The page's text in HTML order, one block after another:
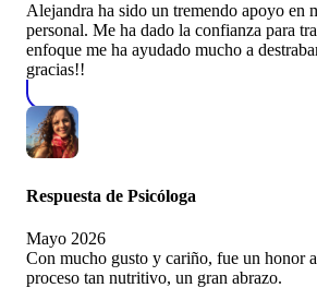
Alejandra ha sido un tremendo apoyo en
personal. Me ha dado la confianza para
enfoque me ha ayudado mucho a
gracias!!
Respuesta de Psicóloga
Mayo 2026
Con mucho gusto y cariño, fue un honor
proceso tan nutritivo, un gran abrazo.